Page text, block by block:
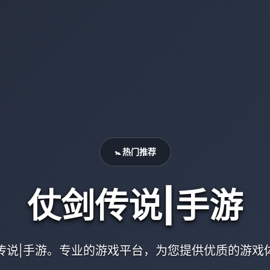
🚼 热门推荐
仗剑传说|手游
说|手游。专业的游戏平台，为您提供优质的游戏